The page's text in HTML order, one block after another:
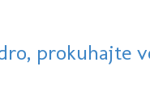
prokuhajte